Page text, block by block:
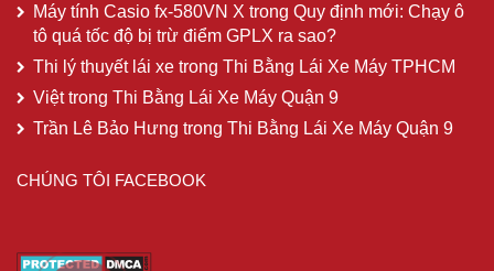
Máy tính Casio fx-580VN X trong Quy định mới: Chạy ô
tô quá tốc độ bị trừ điểm GPLX ra sao?
Thi lý thuyết lái xe trong Thi Bằng Lái Xe Máy TPHCM
Việttrong Thi Bằng Lái Xe Máy Quận 9
Trần Lê Bảo Hưng trong Thi Bằng Lái Xe Máy Quận 9
CHÚNG TÔI FACEBOOK